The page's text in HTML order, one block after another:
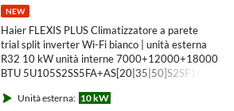
NEW
Haier FLEXIS PLUS Climatizzatore a parete
trial split inverter Wi-Fi bianco | unità esterna
R32 10 kW unità interne 7000+12000+18000
BTU 5U105S2SS5FA+AS[20|35|50]S2SF1FA-
Unità esterna: 10 kW